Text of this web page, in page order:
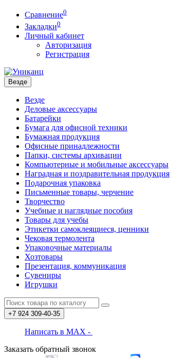
Сравнение0
Закладки0
Личный кабинет
Авторизация
Регистрация
Везде
Везде
Деловые аксессуары
Батарейки
Бумага для офисной техники
Бумажная продукция
Офисные принадлежности
Папки, системы архивации
Компьютерные и мобильные аксессуары
Наградная и поздравительная продукция
Подарочная упаковка
Письменные товары, черчение
Творчество
Учебные и наглядные пособия
Товары для учебы
Этикетки самоклеящиеся, ценники
Чековая термолента
Упаковочные материалы
Хозтовары
Презентация, коммуникация
Сувениры
Игрушки
+7 924 309-40-35
Написать в MAX -
Заказать обратный звонок